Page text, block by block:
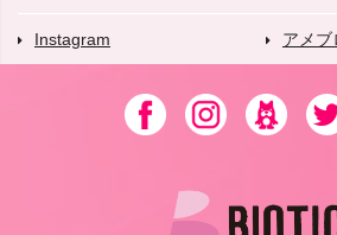
Instagram アメブ